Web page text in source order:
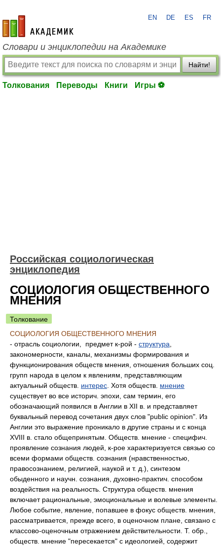
academic.ru
EN DE ES FR
Словари и энциклопедии на Академике
Найти!
Толкования Переводы Книги Игры ⚽
Российская социологическая
энциклопедия
СОЦИОЛОГИЯ ОБЩЕСТВЕННОГО
МНЕНИЯ
Толкование
СОЦИОЛОГИЯ ОБЩЕСТВЕННОГО МНЕНИЯ
- отрасль социологии, предмет к-рой - структура
закономерности, каналы, механизмы формирования и
функционирования обществ мнения, отношения больших соц.
групп народа в целом к явлениям, представляющим
актуальный обществ. интерес . Хотя обществ. мнение
существует во все историч. эпохи, сам термин, его
обозначающий появился в Англии в XII в. и представляет
буквальный перевод сочетания двух слов "public opinion". Из
Англии это выражение проникало в другие страны и с конца
XVIII в. стало общепринятым. Обществ. мнение - специфич.
проявление сознания людей, к-рое характеризуется связью со
всеми формами обществ. сознания (нравственностью,
правосознанием, религией, наукой и т. д.), синтезом
обыденного и научн. сознания, духовно-практич. способом
воздействия на реальность. Структура обществ. мнения
включает рациональные, эмоциональные и волевые элементы.
Любое событие, явление, попавшее в фокус обществ. мнения,
рассматривается, прежде всего, в оценочном плане, связано с
классово-оценочным отражением действительности. Т. обр.,
обществ. мнение "пересекается" с идеологией, содержит